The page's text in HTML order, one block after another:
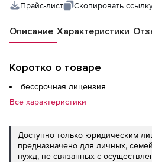
Прайс-лист
Скопировать
Описание Характеристики
Коротко о товаре
бессрочная лицензия
Все характеристики
Доступно только юридическим
предназначено для личных,
нужд, не связанных с